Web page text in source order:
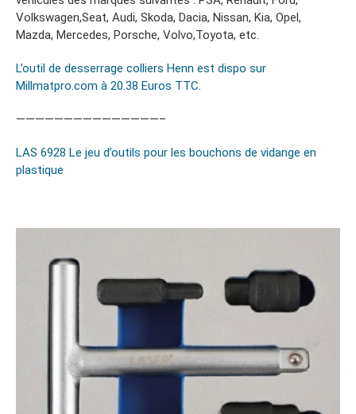
Volkswagen,Seat, Audi, Skoda, Dacia, Nissan, Kia, Opel,
Mazda, Mercedes, Porsche, Volvo,Toyota, etc.
L’outil de desserrage colliers Henn est dispo sur
Millmatpro.com à 20.38 Euros TTC.
———————————————–
LAS 6928 Le jeu d’outils pour les bouchons de vidange en
plastique